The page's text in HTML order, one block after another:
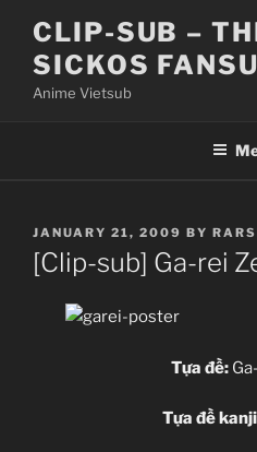
content
CLIP-SUB –
SICKOS
Anime Vietsub
POSTED
ON
JANUARY 21, 2009 BY
[Clip-sub] Ga-rei
Tựa đề:
Tựa đề